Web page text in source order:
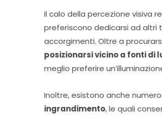
Il calo della percezione visiva
preferiscono dedicarsi ad altri
accorgimenti. Oltre a
posizionarsi vicino a fonti di
meglio preferire
Inoltre, esistono anche
ingrandimento, le quali